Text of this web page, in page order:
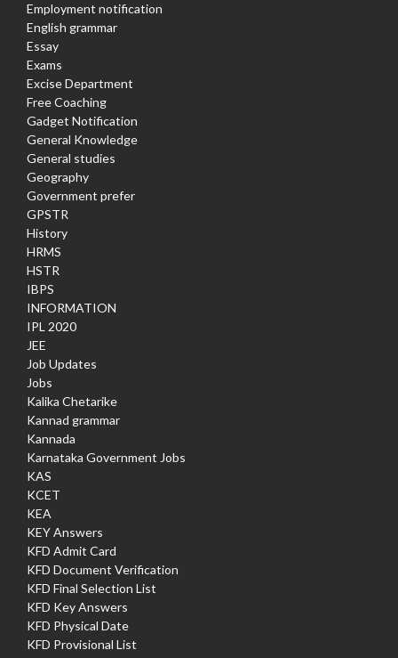
Employment notification
English grammar
Essay
Exams
Excise Department
Free Coaching
Gadget Notification
General Knowledge
General studies
Geography
Government prefer
GPSTR
History
HRMS
HSTR
IBPS
INFORMATION
IPL 2020
JEE
Job Updates
Jobs
Kalika Chetarike
Kannad grammar
Kannada
Karnataka Government Jobs
KAS
KCET
KEA
KEY Answers
KFD Admit Card
KFD Document Verification
KFD Final Selection List
KFD Key Answers
KFD Physical Date
KFD Provisional List